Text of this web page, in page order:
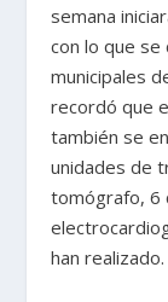
semana
con lo que
municipales
recordó que
también se
unidades de
tomógrafo, 6
han realizado.